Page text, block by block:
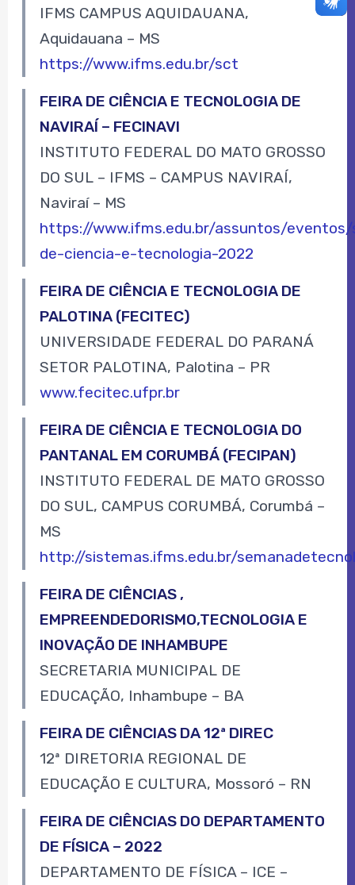
IFMS CAMPUS AQUIDAUANA,
Aquidauana – MS
https://www.ifms.edu.br/sct
FEIRA DE CIÊNCIA E TECNOLOGIA DE
NAVIRAÍ – FECINAVI
INSTITUTO FEDERAL DO MATO GROSSO
DO SUL – IFMS – CAMPUS NAVIRAÍ,
Naviraí – MS
https://www.ifms.edu.br/assuntos/
de-ciencia-e-tecnologia-2022
FEIRA DE CIÊNCIA E TECNOLOGIA DE
PALOTINA (FECITEC)
UNIVERSIDADE FEDERAL DO PARANÁ
SETOR PALOTINA, Palotina – PR
www.fecitec.ufpr.br
FEIRA DE CIÊNCIA E TECNOLOGIA DO
PANTANAL EM CORUMBÁ (FECIPAN)
INSTITUTO FEDERAL DE MATO GROSSO
DO SUL, CAMPUS CORUMBÁ, Corumbá –
MS
http://sistemas.ifms.edu.br/
FEIRA DE CIÊNCIAS ,
EMPREENDEDORISMO,TECNOLOGIA E
INOVAÇÃO DE INHAMBUPE
SECRETARIA MUNICIPAL DE
EDUCAÇÃO, Inhambupe – BA
FEIRA DE CIÊNCIAS DA 12ª DIREC
12ª DIRETORIA REGIONAL DE
EDUCAÇÃO E CULTURA, Mossoró – RN
FEIRA DE CIÊNCIAS DO DEPARTAMENTO
DE FÍSICA – 2022
DEPARTAMENTO DE FÍSICA – ICE –